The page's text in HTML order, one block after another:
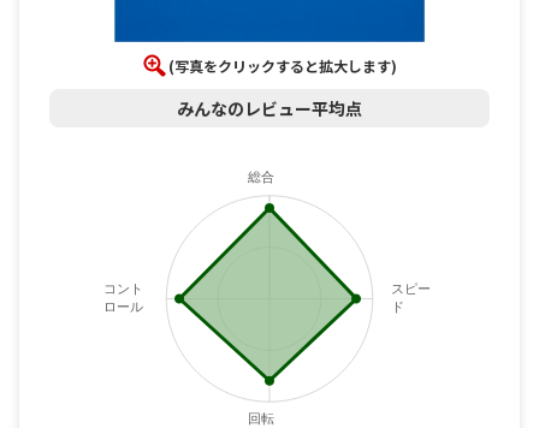
(写真をクリックすると拡大します)
みんなのレビュー平均点
総合
スピー
ド
回転
コント
ロール